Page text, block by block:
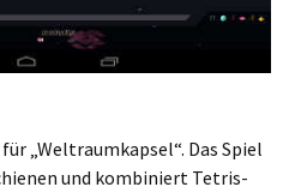
„Weltraumkapsel“. Das Spiel
und kombiniert Tetris-